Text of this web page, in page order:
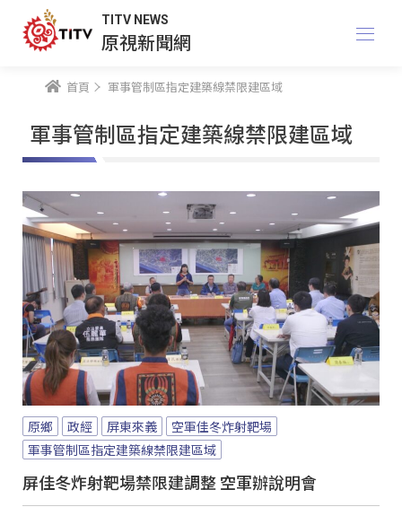
TITV NEWS
原視新聞網
首頁 軍事管制區指定建築線禁限建區域
軍事管制區指定建築線禁限建區域
原鄉 政經 屏東來義
空軍佳冬炸射靶場
軍事管制區指定建築線禁限建區域
屏佳冬炸射靶場禁限建調整 空軍辦說明會